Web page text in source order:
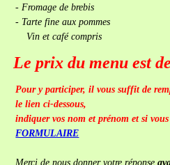
- Fromage de brebis
- Tarte fine aux pommes
Vin et café compris
Le prix du menu est
Pour y participer, il vous suffit de
le lien ci-dessous,
indiquer vos nom et prénom et si
FORMULAIRE
Merci de nous donner votre réponse